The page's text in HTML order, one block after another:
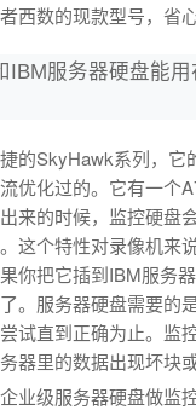
西数的现款型号，省心
IBM服务器硬盘能
的SkyHawk系列，它
优化过的。它有一个
来的时候，监控硬盘
这个特性对录像机来
你把它插到IBM服务
。服务器硬盘需要的
试直到正确为止。监
器里的数据出现坏块
业级服务器硬盘做监